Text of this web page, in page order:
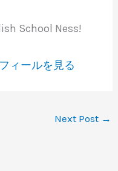
School Ness!
ィールを見る
Next Post →